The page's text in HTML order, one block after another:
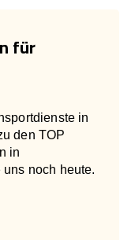
für
in
den TOP
in
noch heute.